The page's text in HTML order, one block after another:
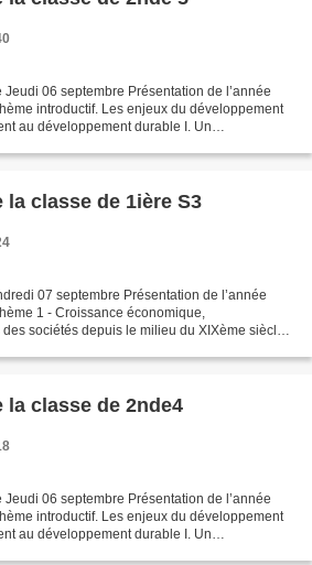
06 septembre Présentation de l’année
introductif. Les enjeux du développement
au développement durable I. Un
la classe de 1ière S3
07 septembre Présentation de l’année
1 - Croissance économique,
sociétés depuis le milieu du XIXème siècle
la classe de 2nde4
06 septembre Présentation de l’année
introductif. Les enjeux du développement
au développement durable I. Un